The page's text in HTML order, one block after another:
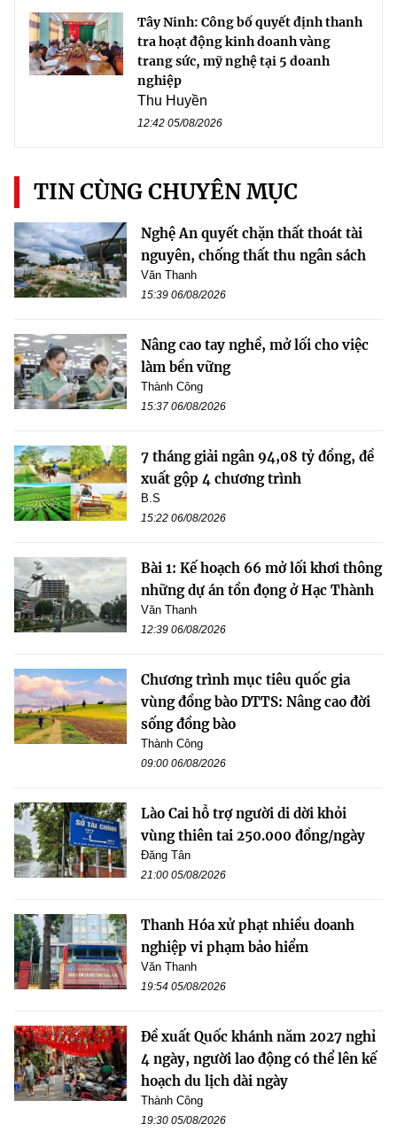
Tây Ninh: Công bố quyết định thanh
tra hoạt động kinh doanh vàng
trang sức, mỹ nghệ tại 5 doanh
nghiệp
Thu Huyền
12:42 05/08/2026
TIN CÙNG CHUYÊN MỤC
Nghệ An quyết chặn thất thoát tài
nguyên, chống thất thu ngân sách
Văn Thanh
15:39 06/08/2026
Nâng cao tay nghề, mở lối cho việc
làm bền vững
Thành Công
15:37 06/08/2026
7 tháng giải ngân 94,08 tỷ đồng, đề
xuất gộp 4 chương trình
B.S
15:22 06/08/2026
Bài 1: Kế hoạch 66 mở lối khơi thông
những dự án tồn đọng ở Hạc Thành
Văn Thanh
12:39 06/08/2026
Chương trình mục tiêu quốc gia
vùng đồng bào DTTS: Nâng cao đời
sống đồng bào
Thành Công
09:00 06/08/2026
Lào Cai hỗ trợ người di dời khỏi
vùng thiên tai 250.000 đồng/ngày
Đăng Tân
21:00 05/08/2026
Thanh Hóa xử phạt nhiều doanh
nghiệp vi phạm bảo hiểm
Văn Thanh
19:54 05/08/2026
Đề xuất Quốc khánh năm 2027 nghỉ
4 ngày, người lao động có thể lên kế
hoạch du lịch dài ngày
Thành Công
19:30 05/08/2026